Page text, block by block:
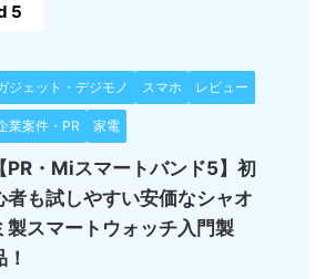
5
ジェット・デジモノ スマホ レビュー
業案件・PR 家電
【PR・Miスマートバンド5】初
者も試しやすい安価なシャオ
製スマートウォッチ入門製
！